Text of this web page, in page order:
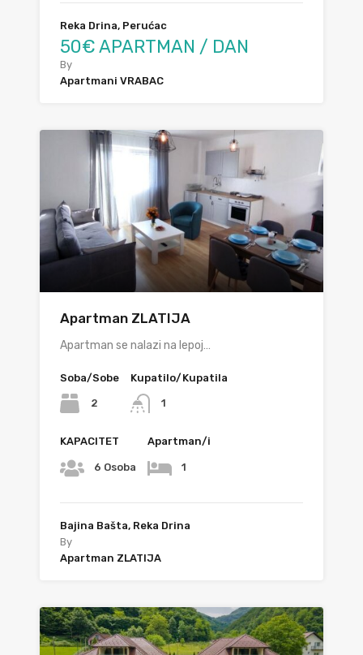
Reka Drina, Perućac
50€ APARTMAN / DAN
By
Apartmani VRABAC
Apartman ZLATIJA
Apartman se nalazi na lepoj…
Soba/Sobe
2
Kupatilo/Kupatila
1
KAPACITET
6 Osoba
Apartman/i
1
Bajina Bašta, Reka Drina
By
Apartman ZLATIJA